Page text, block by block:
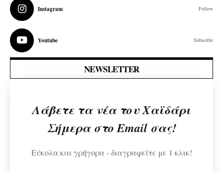
Instagram Follow
Youtube Subscribe
NEWSLETTER
Λάβετε τα νέα του Χαϊδάρι
Σήμερα στο Email σας!
Εύκολα και γρήγορα - διαγραφείτε με 1 κλικ!